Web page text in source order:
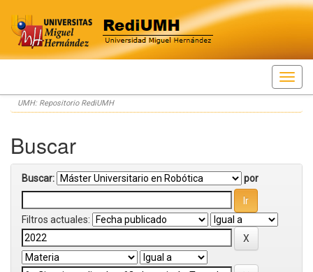
Skip
navigation
UMH: Repositorio RediUMH
Buscar
Buscar: por
Filtros actuales: